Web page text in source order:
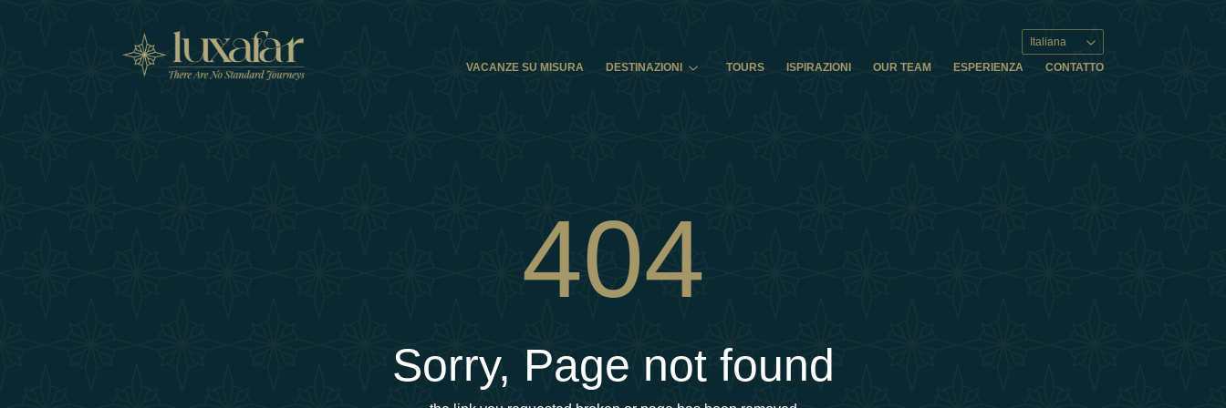
Italiana
VACANZE SU MISURA
DESTINAZIONI TOURS ISPIRAZIONI OUR TEAM ESPERIENZA CONTATTO
404
Sorry, Page not found